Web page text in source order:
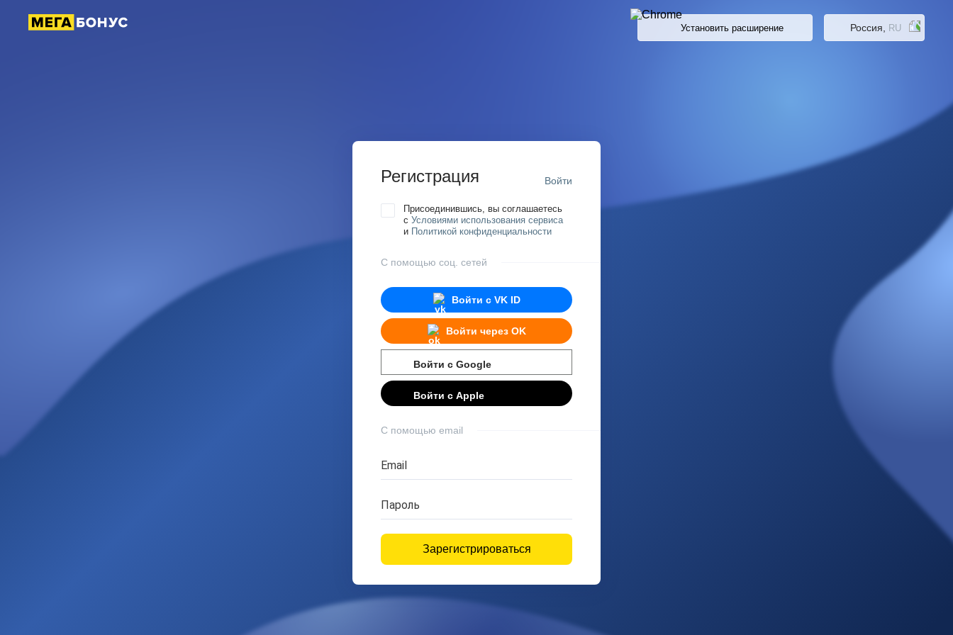
Регистрация Войти
Присоединившись, вы соглашаетесь
с Условиями использования сервиса
и Политикой конфиденциальности
С помощью соц. сетей
Войти с VK ID
Войти через OK
Войти с Google
Войти с Apple
С помощью email
Email
Пароль
Зарегистрироваться
Установить расширение Россия, RU